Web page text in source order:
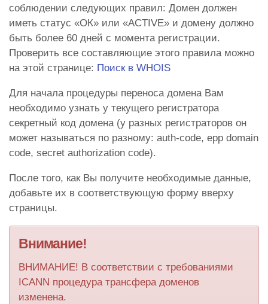
соблюдении следующих правил: Домен должен
иметь статус «ОК» или «ACTIVE» и домену должно
быть более 60 дней с момента регистрации.
Проверить все составляющие этого правила можно
на этой странице: Поиск в WHOIS
Для начала процедуры переноса домена Вам
необходимо узнать у текущего регистратора
секретный код домена (у разных регистраторов он
может называться по разному: auth-code, epp domain
code, secret authorization code).
После того, как Вы получите необходимые данные,
добавьте их в соответствующую форму вверху
страницы.
Внимание!
ВНИМАНИЕ! В соответствии с требованиями
ICANN процедура трансфера доменов
изменена.